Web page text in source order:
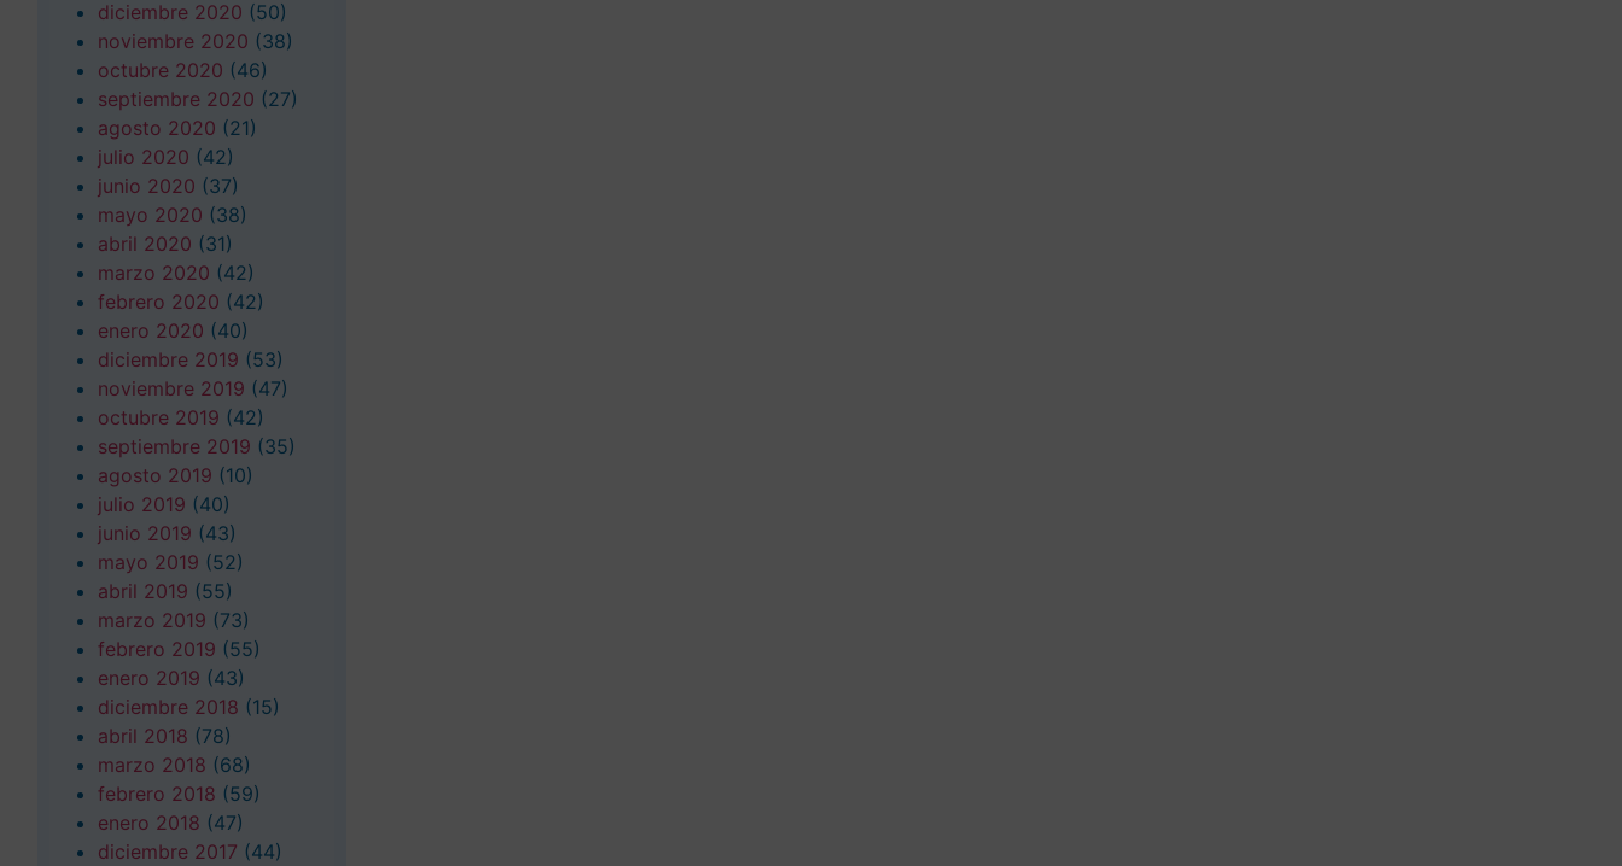
diciembre 2020 (50)
noviembre 2020 (38)
octubre 2020 (46)
septiembre 2020 (27)
agosto 2020 (21)
julio 2020 (42)
junio 2020 (37)
mayo 2020 (38)
abril 2020 (31)
marzo 2020 (42)
febrero 2020 (42)
enero 2020 (40)
diciembre 2019 (53)
noviembre 2019 (47)
octubre 2019 (42)
septiembre 2019 (35)
agosto 2019 (10)
julio 2019 (40)
junio 2019 (43)
mayo 2019 (52)
abril 2019 (55)
marzo 2019 (73)
febrero 2019 (55)
enero 2019 (43)
diciembre 2018 (15)
abril 2018 (78)
marzo 2018 (68)
febrero 2018 (59)
enero 2018 (47)
diciembre 2017 (44)